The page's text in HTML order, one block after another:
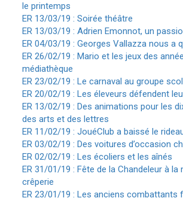
le printemps
ER 13/03/19 : Soirée théâtre
ER 13/03/19 : Adrien Emonnot, un
ER 04/03/19 : Georges Vallazza nous a
ER 26/02/19 : Mario et les jeux des
médiathèque
ER 23/02/19 : Le carnaval au groupe
ER 20/02/19 : Les éleveurs défendent
ER 13/02/19 : Des animations pour les
des arts et des lettres
ER 11/02/19 : JouéClub a baissé le
ER 03/02/19 : Des voitures d’occasion
ER 02/02/19 : Les écoliers et les aînés
ER 31/01/19 : Fête de la Chandeleur à la
crêperie
ER 23/01/19 : Les anciens combattants